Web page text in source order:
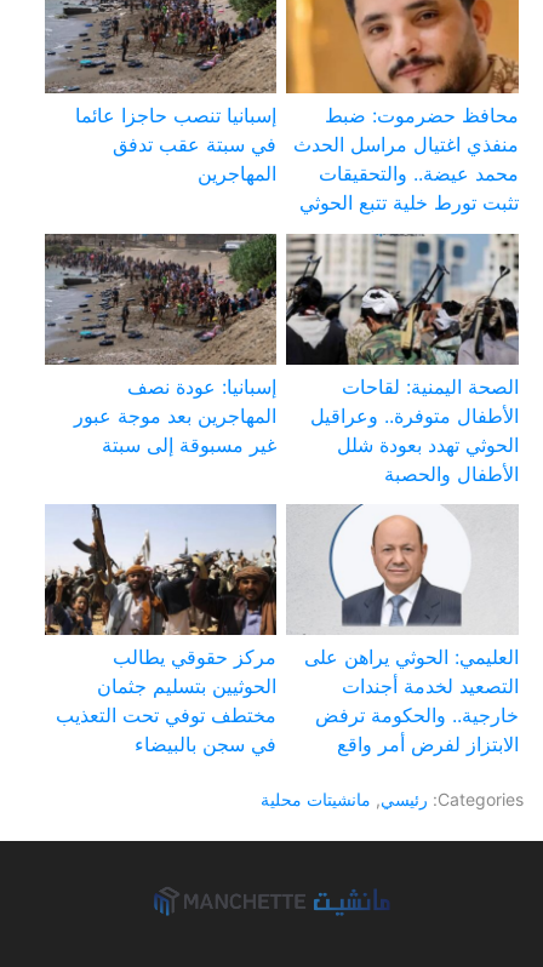
محافظ حضرموت: ضبط
منفذي اغتيال مراسل الحدث
محمد عيضة.. والتحقيقات
تثبت تورط خلية تتبع الحوثي
إسبانيا تنصب حاجزا عائما
في سبتة عقب تدفق
المهاجرين
الصحة اليمنية: لقاحات
الأطفال متوفرة.. وعراقيل
الحوثي تهدد بعودة شلل
الأطفال والحصبة
إسبانيا: عودة نصف
المهاجرين بعد موجة عبور
غير مسبوقة إلى سبتة
العليمي: الحوثي يراهن على
التصعيد لخدمة أجندات
خارجية.. والحكومة ترفض
الابتزاز لفرض أمر واقع
مركز حقوقي يطالب
الحوثيين بتسليم جثمان
مختطف توفي تحت التعذيب
في سجن بالبيضاء
Categories: رئيسي, مانشيتات محلية